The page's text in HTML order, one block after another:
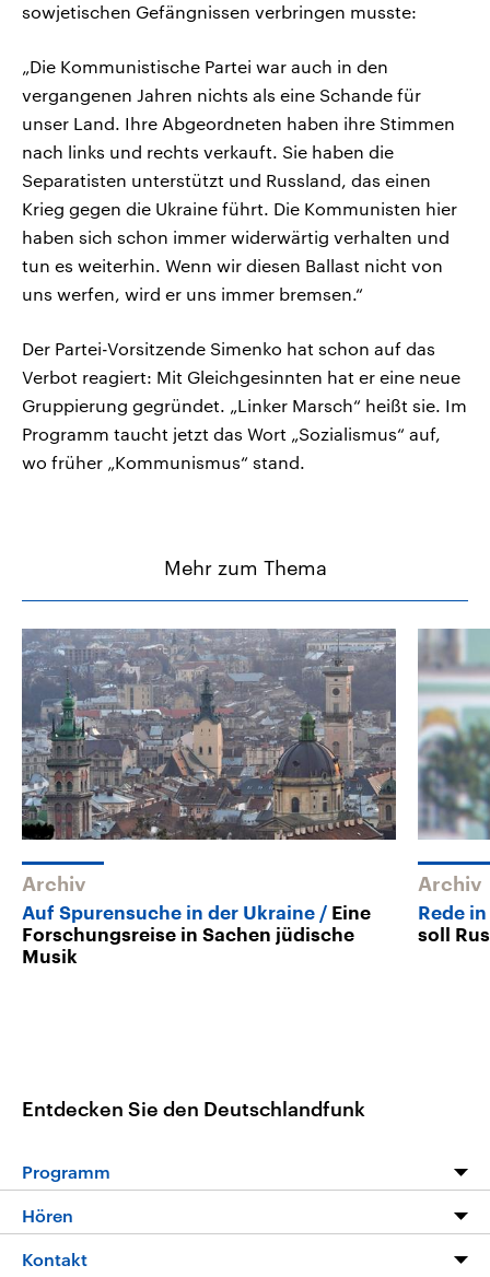
sowjetischen Gefängnissen verbringen musste:
„Die Kommunistische Partei war auch in den
vergangenen Jahren nichts als eine Schande für
unser Land. Ihre Abgeordneten haben ihre Stimmen
nach links und rechts verkauft. Sie haben die
Separatisten unterstützt und Russland, das einen
Krieg gegen die Ukraine führt. Die Kommunisten hier
haben sich schon immer widerwärtig verhalten und
tun es weiterhin. Wenn wir diesen Ballast nicht von
uns werfen, wird er uns immer bremsen.“
Der Partei-Vorsitzende Simenko hat schon auf das
Verbot reagiert: Mit Gleichgesinnten hat er eine neue
Gruppierung gegründet. „Linker Marsch“ heißt sie. Im
Programm taucht jetzt das Wort „Sozialismus“ auf,
wo früher „Kommunismus“ stand.
Mehr zum Thema
Archiv
Auf Spurensuche in der Ukraine
Eine
Forschungsreise in Sachen jüdische
Musik
Archiv
Rede
soll
Entdecken Sie den Deutschlandfunk
Programm
Programm
Hören
Livestream
Kontakt